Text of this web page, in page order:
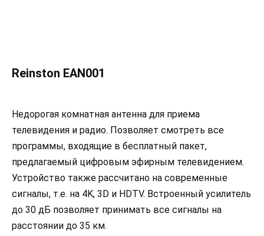
Reinston EAN001
Недорогая комнатная антенна для приема
телевидения и радио. Позволяет смотреть все
программы, входящие в бесплатный пакет,
предлагаемый цифровым эфирным телевидением.
Устройство также рассчитано на современные
сигналы, т.е. на 4K, 3D и HDTV. Встроенный усилитель
до 30 дБ позволяет принимать все сигналы на
расстоянии до 35 км.